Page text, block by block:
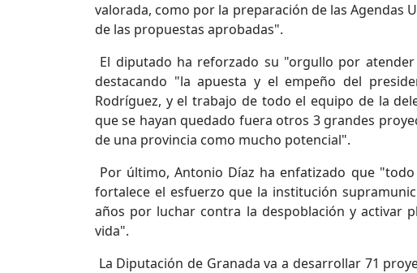
valorada, como por la preparación de las Agendas
de las propuestas aprobadas".
El diputado ha reforzado su "orgullo por
destacando "la apuesta y el empeño del
Rodríguez, y el trabajo de todo el equipo de la
que se hayan quedado fuera otros 3 grandes
de una provincia como mucho potencial".
Por último, Antonio Díaz ha enfatizado que
fortalece el esfuerzo que la institución
años por luchar contra la despoblación y activar
vida".
La Diputación de Granada va a desarrollar 71